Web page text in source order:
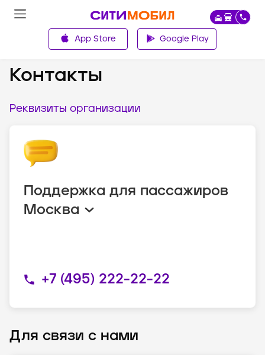
App Store Google Play
О компании
Контакты
Реквизиты организации
Поддержка для пассажиров
Москва
+7 (495) 222-22-22
Для связи с нами